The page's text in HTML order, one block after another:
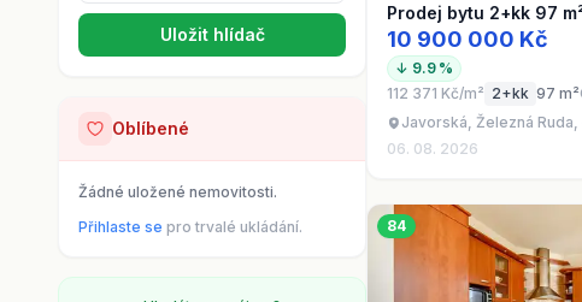
Uložit hlídač
Oblíbené
Žádné uložené nemovitosti.
Přihlaste se pro trvalé ukládání.
Prodej bytu 2+kk 97
10 900 000 Kč
↓ 9.9 %
112 371 Kč/m² 2+kk 97 m²
Javorská, Železná
06. 08. 2026
84